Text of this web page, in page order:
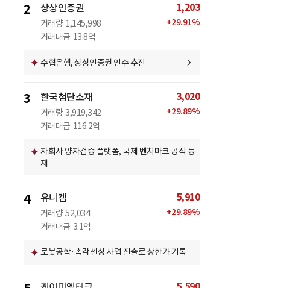
2 상상인증권
거래량 1,145,998
거래대금 13.8억
1,203
+29.91%
수협은행, 상상인증권 인수 추진
3 한국첨단소재
거래량 3,919,342
거래대금 116.2억
3,020
+29.89%
자회사 양자검증 플랫폼, 국제 벤치마크 공식 등
재
4 유니켐
거래량 52,034
거래대금 3.1억
5,910
+29.89%
로봇공학·촉각센싱 사업 진출로 상한가 기록